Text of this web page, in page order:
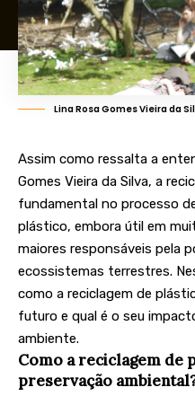
Lina Rosa Gomes Vieira da
Assim como ressalta a
Gomes Vieira da Silva, a
fundamental no processo
plástico, embora útil em
maiores responsáveis pela
ecossistemas terrestres.
como a reciclagem de
futuro e qual é o seu
ambiente.
Como a reciclagem de
preservação